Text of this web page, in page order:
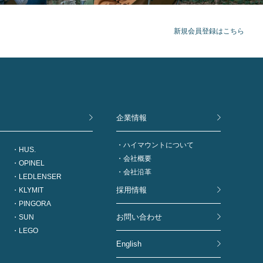
新規会員登録はこちら
HUS.
OPINEL
LEDLENSER
KLYMIT
PINGORA
SUN
LEGO
企業情報
ハイマウントについて
会社概要
会社沿革
採用情報
お問い合わせ
English